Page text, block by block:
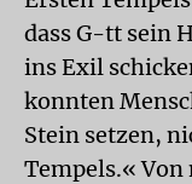
dass G-tt sein
ins Exil
konnten
Stein setzen,
Tempels.« Von